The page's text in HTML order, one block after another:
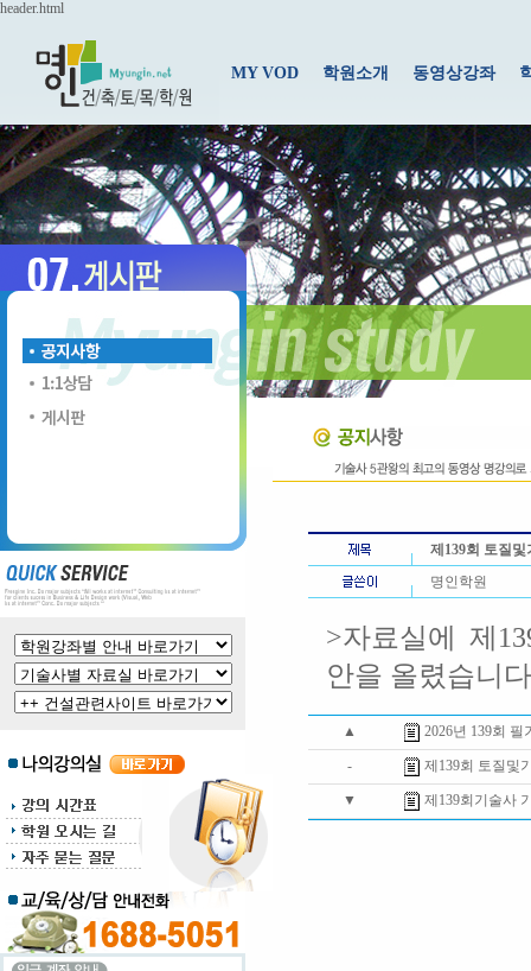
header.html
MY VOD 학원소개 동영상강좌
제139회 토질
명인학원
>자료실에 제
안을 올렸습니다
▲ 2026년 139회
- 제139회 토질및
▼ 제139회기술사